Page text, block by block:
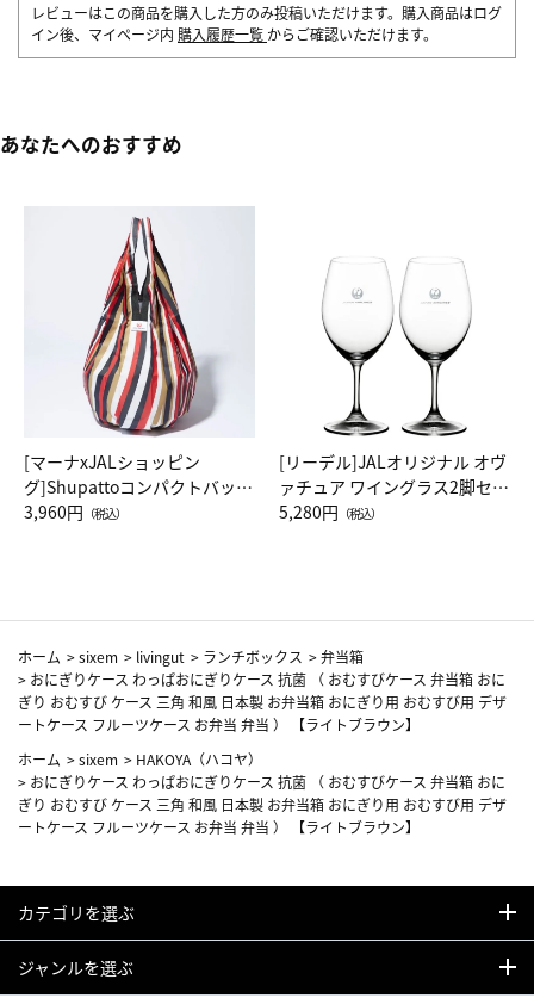
レビューはこの商品を購入した方のみ投稿いただけます。購入商品はログ
イン後、マイページ内 購入履歴一覧 からご確認いただけます。
あなたへのおすすめ
[マーナxJALショッピン
グ]Shupattoコンパクトバッグ
Drop JAL客室乗務員（LC）ス
3,960円 （税込）
[リーデル]JALオリジナル オヴ
ァチュア ワイングラス2脚セッ
ト（レッドワイン）
5,280円 （税込）
ホーム >sixem > livingut > ランチボックス >弁当箱
> おにぎりケース わっぱおにぎりケース 抗菌 （ おむすびケース 弁当箱 おに
ぎり おむすび ケース 三角 和風 日本製 お弁当箱 おにぎり用 おむすび用 デザ
ートケース フルーツケース お弁当 弁当 ） 【ライトブラウン】
ホーム >sixem > HAKOYA（ハコヤ）
> おにぎりケース わっぱおにぎりケース 抗菌 （ おむすびケース 弁当箱 おに
ぎり おむすび ケース 三角 和風 日本製 お弁当箱 おにぎり用 おむすび用 デザ
ートケース フルーツケース お弁当 弁当 ） 【ライトブラウン】
カテゴリを選ぶ
ジャンルを選ぶ